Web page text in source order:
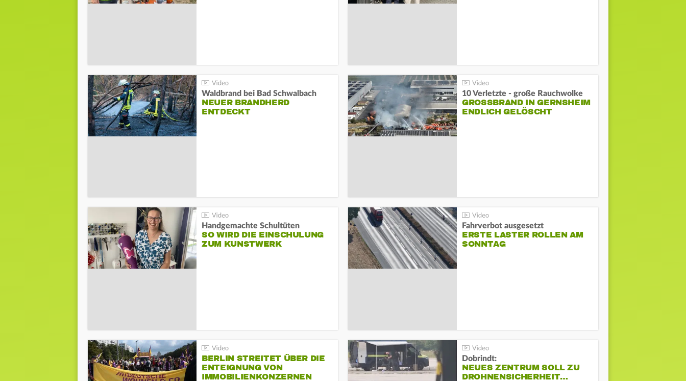
Waldbrand bei Bad Schwalbach
NEUER BRANDHERD
ENTDECKT
10 Verletzte - große Rauchwolke
GROSSBRAND IN GERNSHEIM E
NDLICH GELÖSCHT
Handgemachte Schultüten
SO WIRD DIE EINSCHULUNG
ZUM KUNSTWERK
Fahrverbot ausgesetzt
ERSTE LASTER ROLLEN AM
SONNTAG
BERLIN STREITET ÜBER DIE
ENTEIGNUNG VON
IMMOBILIENKONZERNEN
Dobrindt:
NEUES ZENTRUM SOLL ZU
DROHNENSICHERHEIT…